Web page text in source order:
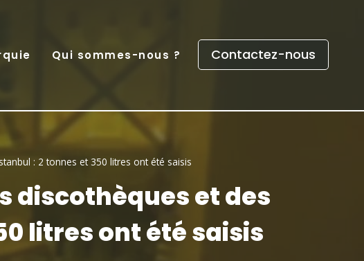
Qui sommes-nous ? Contactez-nous
: 2 tonnes et 350 litres ont été saisis
discothèques et des
litres ont été saisis